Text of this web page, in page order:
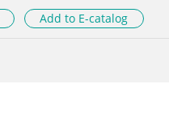
Add to E-catalog